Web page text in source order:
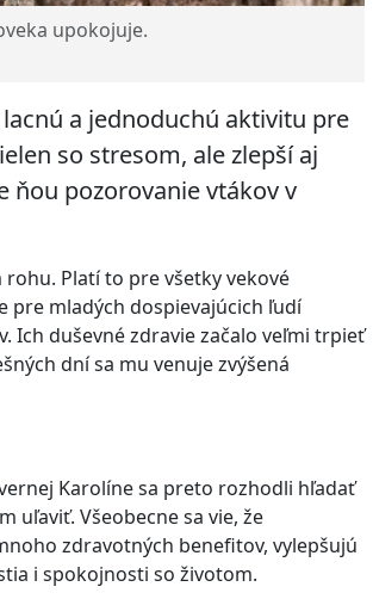
upokojuje.
a jednoduchú aktivitu pre
so stresom, ale zlepší aj
ňou pozorovanie vtákov v
Platí to pre všetky vekové
pre mladých dospievajúcich ľudí
Ich duševné zdravie začalo veľmi trpieť
dní sa mu venuje zvýšená
Karolíne sa preto rozhodli hľadať
uľaviť. Všeobecne sa vie, že
zdravotných benefitov, vylepšujú
i spokojnosti so životom.